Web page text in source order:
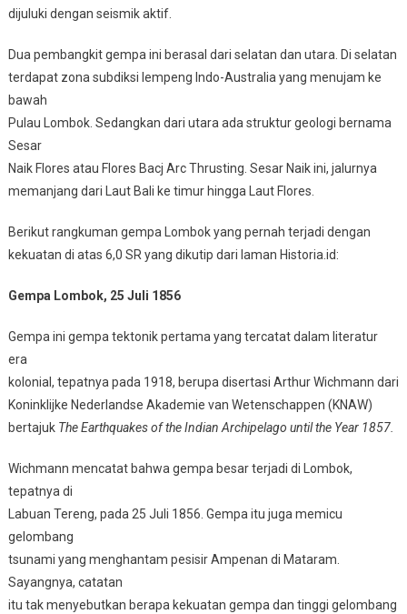
dijuluki dengan seismik aktif.
Dua pembangkit gempa ini berasal dari selatan dan utara. Di selatan
terdapat zona subdiksi lempeng Indo-Australia yang menujam ke
bawah
Pulau Lombok. Sedangkan dari utara ada struktur geologi bernama
Sesar
Naik Flores atau Flores Bacj Arc Thrusting. Sesar Naik ini, jalurnya
memanjang dari Laut Bali ke timur hingga Laut Flores.
Berikut rangkuman gempa Lombok yang pernah terjadi dengan
kekuatan di atas 6,0 SR yang dikutip dari laman Historia.id:
Gempa Lombok, 25 Juli 1856
Gempa ini gempa tektonik pertama yang tercatat dalam literatur
era
kolonial, tepatnya pada 1918, berupa disertasi Arthur Wichmann dari
Koninklijke Nederlandse Akademie van Wetenschappen (KNAW)
bertajuk The Earthquakes of the Indian Archipelago until the Year 1857.
Wichmann mencatat bahwa gempa besar terjadi di Lombok,
tepatnya di
Labuan Tereng, pada 25 Juli 1856. Gempa itu juga memicu
gelombang
tsunami yang menghantam pesisir Ampenan di Mataram.
Sayangnya, catatan
itu tak menyebutkan berapa kekuatan gempa dan tinggi gelombang